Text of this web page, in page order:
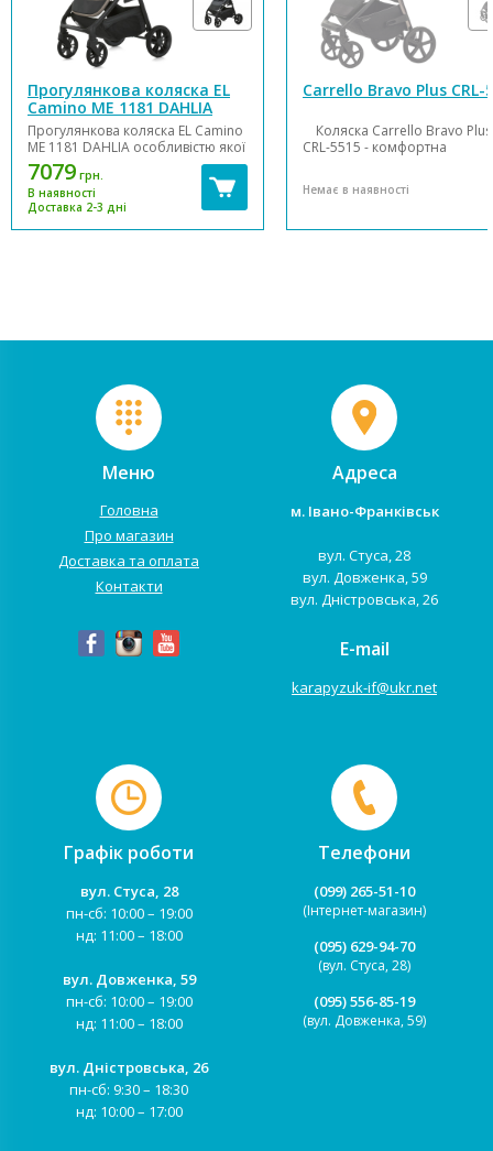
Прогулянкова коляска EL
Camino ME 1181 DAHLIA
Прогулянкова коляска EL Camino
ME 1181 DAHLIA особливістю якої
є водовідштовхувальна тканина,
підвищене навантаження (до 22
кг) та висока прохідність. Модель
обладнана регульованою по
висоті батьківською ручкою, 5-ти
7079 грн.
В наявності
Доставка 2-3 дні
Carrello Bravo Plus CRL-
Коляска Carrello Bravo
CRL-5515 - комфортна
Carrello Bravo Plus -
долає всі дороги, тепер
Немає в наявності
Меню
Головна
Про магазин
Доставка та оплата
Контакти
Адреса
м. Івано-Франківськ
вул. Стуса, 28
вул. Довженка, 59
вул. Дністровська, 26
E-mail
karapyzuk-if@ukr.net
Графік роботи
вул. Стуса, 28
пн-сб: 10:00 – 19:00
нд: 11:00 – 18:00
вул. Довженка, 59
пн-сб: 10:00 – 19:00
нд: 11:00 – 18:00
вул. Дністровська, 26
пн-сб: 9:30 – 18:30
нд: 10:00 – 17:00
Телефони
(099) 265-51-10
(Інтернет-магазин)
(095) 629-94-70
(вул. Стуса, 28)
(095) 556-85-19
(вул. Довженка, 59)